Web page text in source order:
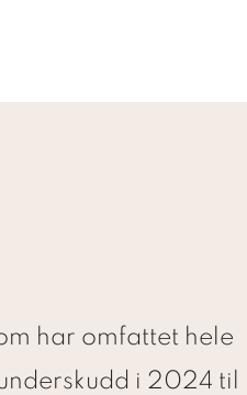
har omfattet hele
i 2024 til